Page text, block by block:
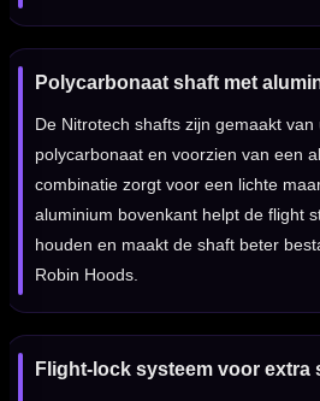
Polycarbonaat shaft met
De Nitrotech shafts zijn gemaakt
polycarbonaat en voorzien van een
combinatie zorgt voor een lichte
aluminium bovenkant helpt de flight
houden en maakt de shaft beter
Robin Hoods.
Flight-lock systeem voor extra